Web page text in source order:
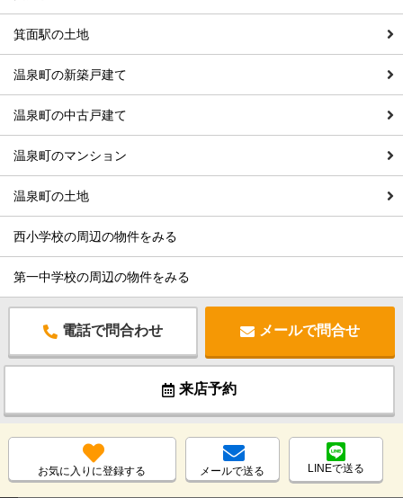
箕面駅の土地
温泉町の新築戸建て
温泉町の中古戸建て
温泉町のマンション
温泉町の土地
西小学校の周辺の物件をみる
第一中学校の周辺の物件をみる
電話で問合わせ メールで問合せ
来店予約
お気に入りに登録する メールで送る LINEで送る